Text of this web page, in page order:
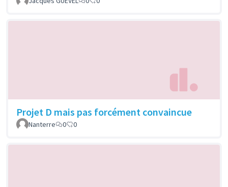
Projet D mais pas forcément convaincue
Nanterre 0 0